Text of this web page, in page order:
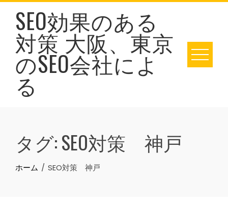
Skip
contentSEO効果のある
対策 大阪、東京
のSEO会社によ
る
タグ:SEO対策 神戸
ホーム SEO対策 神戸